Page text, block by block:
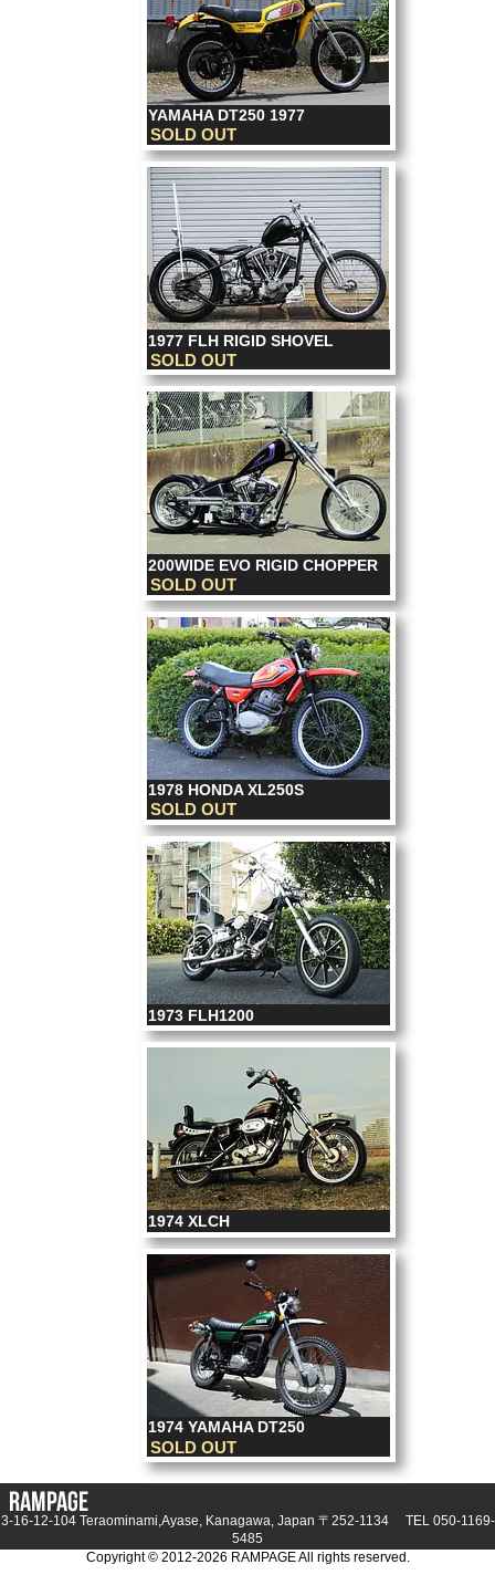
YAMAHA DT250 1977
SOLD OUT
1977 FLH RIGID SHOVEL
SOLD OUT
200WIDE EVO RIGID CHOPPER
SOLD OUT
1978 HONDA XL250S
SOLD OUT
1973 FLH1200
1974 XLCH
1974 YAMAHA DT250
SOLD OUT
3-16-12-104 Teraominami,Ayase, Kanagawa, Japan 〒252-1134 TEL 050-1169-
5485
Copyright © 2012-2026 RAMPAGE All rights reserved.